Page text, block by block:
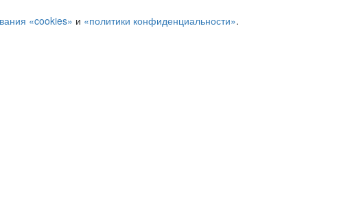
«cookies» и «политики конфиденциальности».